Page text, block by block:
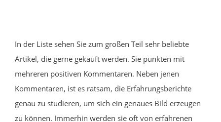
In der Liste sehen Sie zum großen Teil sehr beliebte
Artikel, die gerne gekauft werden. Sie punkten mit
mehreren positiven Kommentaren. Neben jenen
Kommentaren, ist es ratsam, die Erfahrungsberichte
genau zu studieren, um sich ein genaues Bild erzeugen
zu können. Immerhin werden sie oft von erfahrenen